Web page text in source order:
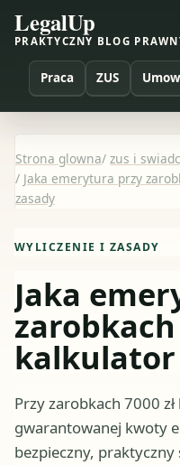
LegalUp
PRAKTYCZNY BLOG
Praca ZUS
Strona glowna/ zus i
/ Jaka emerytura przy
zasady
WYLICZENIE I ZASADY
Jaka
kalkulator
Przy zarobkach 7000
gwarantowanej kwoty
bezpieczny,